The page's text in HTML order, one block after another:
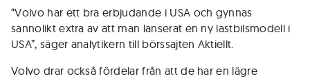
“Volvo har ett bra erbjudande i USA och gynnas
sannolikt extra av att man lanserat en ny lastbilsmodell i
USA”, säger analytikern till börssajten Aktiellt.
Volvo drar också fördelar från att de har en lägre